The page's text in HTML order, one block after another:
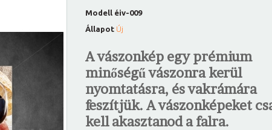
Modell éiv-009
Állapot Új
A vászonkép egy prémium
minőségű vászonra kerül
nyomtatásra, és vakrámára
feszítjük. A vászonképeket
kell akasztanod a falra.